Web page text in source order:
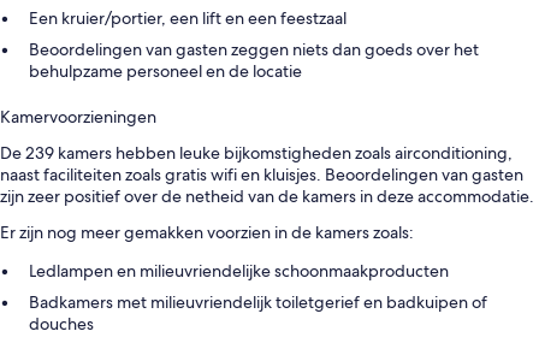
Een kruier/portier, een lift en een feestzaal
Beoordelingen van gasten zeggen niets dan goeds over het
behulpzame personeel en de locatie
Kamervoorzieningen
De 239 kamers hebben leuke bijkomstigheden zoals airconditioning,
naast faciliteiten zoals gratis wifi en kluisjes. Beoordelingen van gasten
zijn zeer positief over de netheid van de kamers in deze accommodatie.
Er zijn nog meer gemakken voorzien in de kamers zoals:
Ledlampen en milieuvriendelijke schoonmaakproducten
Badkamers met milieuvriendelijk toiletgerief en badkuipen of
douches